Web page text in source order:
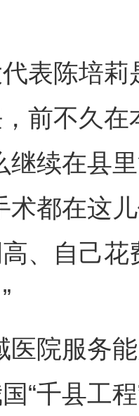
陈培莉
前不久
继续在县
术都在这
、自己
院服务能
“千县工